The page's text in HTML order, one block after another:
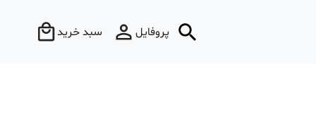
پروفایل سبد خرید